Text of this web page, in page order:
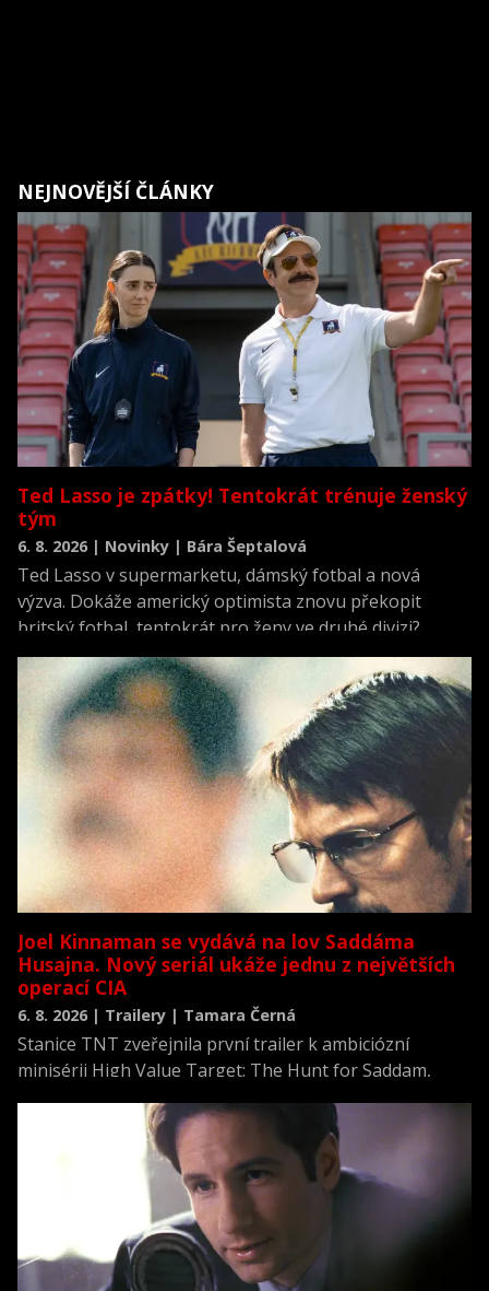
NEJNOVĚJŠÍ ČLÁNKY
Ted Lasso je zpátky! Tentokrát trénuje ženský
tým
6. 8. 2026 | Novinky | Bára Šeptalová
Ted Lasso v supermarketu, dámský fotbal a nová
výzva. Dokáže americký optimista znovu překopit
britský fotbal, tentokrát pro ženy ve druhé divizi?
Joel Kinnaman se vydává na lov Saddáma
Husajna. Nový seriál ukáže jednu z největších
operací CIA
6. 8. 2026 | Trailery | Tamara Černá
Stanice TNT zveřejnila první trailer k ambiciózní
minisérii High Value Target: The Hunt for Saddam,
novodobých dějin.